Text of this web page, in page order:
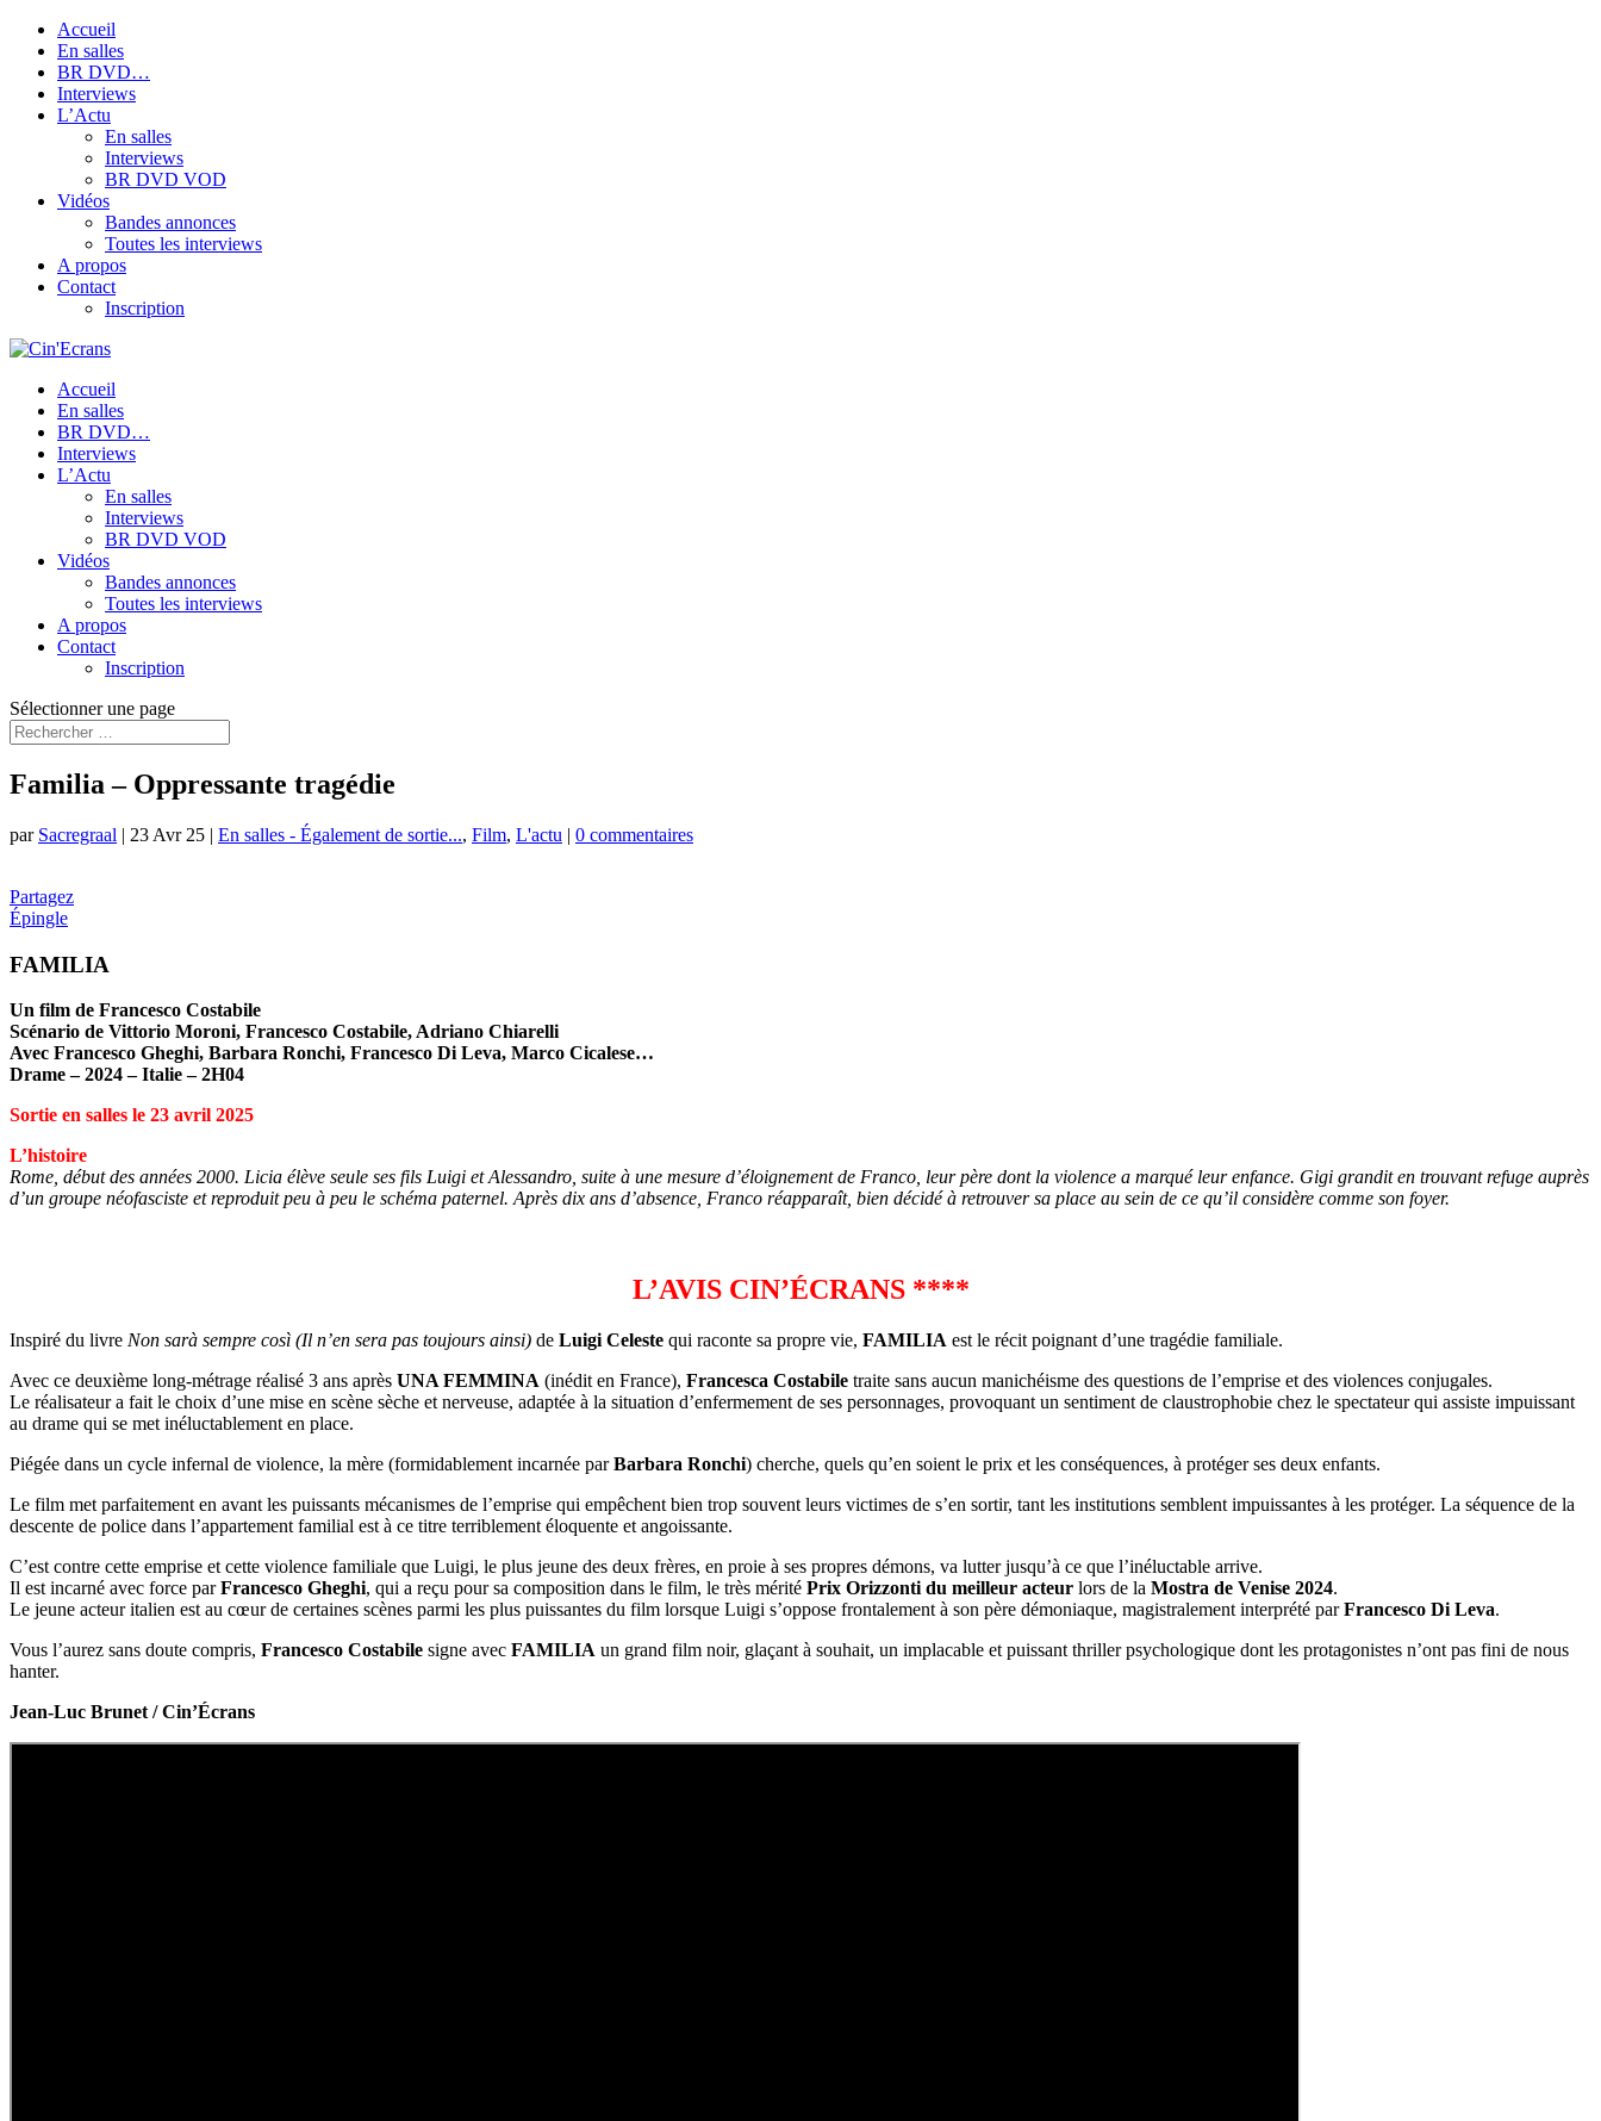
Accueil
En salles
BR DVD…
Interviews
L’Actu
En salles
Interviews
BR DVD VOD
Vidéos
Bandes annonces
Toutes les interviews
A propos
Contact
Inscription
Accueil
En salles
BR DVD…
Interviews
L’Actu
En salles
Interviews
BR DVD VOD
Vidéos
Bandes annonces
Toutes les interviews
A propos
Contact
Inscription
Sélectionner une page
Familia – Oppressante tragédie
par Sacregraal | 23 Avr 25 | En salles - Également de sortie..., Film, L'actu | 0 commentaires
Partagez
Épingle
FAMILIA
Un film de Francesco Costabile
Scénario de Vittorio Moroni, Francesco Costabile, Adriano Chiarelli
Avec Francesco Gheghi, Barbara Ronchi, Francesco Di Leva, Marco Cicalese…
Drame – 2024 – Italie – 2H04
Sortie en salles le 23 avril 2025
L’histoire
Rome, début des années 2000. Licia élève seule ses fils Luigi et Alessandro, suite à une mesure d’éloignement de Franco, leur père dont la violence a marqué leur enfance. Gigi grandit en trouvant refuge auprès
d’un groupe néofasciste et reproduit peu à peu le schéma paternel. Après dix ans d’absence, Franco réapparaît, bien décidé à retrouver sa place au sein de ce qu’il considère comme son foyer.
L’AVIS CIN’ÉCRANS ****
Inspiré du livre Non sarà sempre così (Il n’en sera pas toujours ainsi) de Luigi Celeste qui raconte sa propre vie, FAMILIA est le récit poignant d’une tragédie familiale.
Avec ce deuxième long-métrage réalisé 3 ans après UNA FEMMINA (inédit en France), Francesca Costabile traite sans aucun manichéisme des questions de l’emprise et des violences conjugales.
Le réalisateur a fait le choix d’une mise en scène sèche et nerveuse, adaptée à la situation d’enfermement de ses personnages, provoquant un sentiment de claustrophobie chez le spectateur qui assiste impuissant
au drame qui se met inéluctablement en place.
Piégée dans un cycle infernal de violence, la mère (formidablement incarnée parBarbara Ronchi) cherche, quels qu’en soient le prix et les conséquences, à protéger ses deux enfants.
Le film met parfaitement en avant les puissants mécanismes de l’emprise qui empêchent bien trop souvent leurs victimes de s’en sortir, tant les institutions semblent impuissantes à les protéger. La séquence de la
descente de police dans l’appartement familial est à ce titre terriblement éloquente et angoissante.
C’est contre cette emprise et cette violence familiale que Luigi, le plus jeune des deux frères, en proie à ses propres démons, va lutter jusqu’à ce que l’inéluctable arrive.
Il est incarné avec force parFrancesco Gheghi, qui a reçu pour sa composition dans le film, le très mérité Prix Orizzonti du meilleur acteur lors de la Mostra de Venise 2024.
Le jeune acteur italien est au cœur de certaines scènes parmi les plus puissantes du film lorsque Luigi s’oppose frontalement à son père démoniaque, magistralement interprété parFrancesco Di Leva.
Vous l’aurez sans doute compris, Francesco Costabile signe avec FAMILIA un grand film noir, glaçant à souhait, un implacable et puissant thriller psychologique dont les protagonistes n’ont pas fini de nous
hanter.
Jean-Luc Brunet / Cin’Écrans